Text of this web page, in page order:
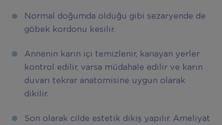
Normal doğumda olduğu gibi sezaryende de
göbek kordonu kesilir.
Annenin karın içi temizlenir, kanayan yerler
kontrol edilir, varsa müdahale edilir ve karın
duvarı tekrar anatomisine uygun olarak
dikilir.
Son olarak cilde estetik dikiş yapılır. Ameliyat